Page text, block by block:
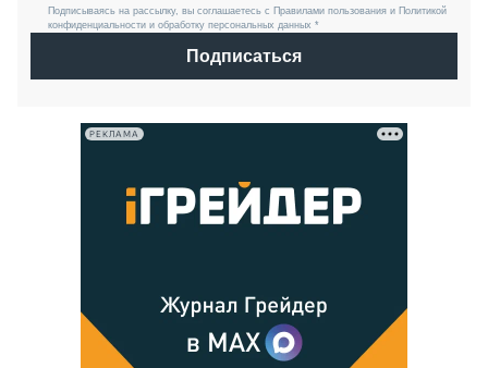
Подписываясь на рассылку, вы соглашаетесь с Правилами пользования и Политикой
конфиденциальности и обработку персональных данных *
Подписаться
РЕКЛАМА